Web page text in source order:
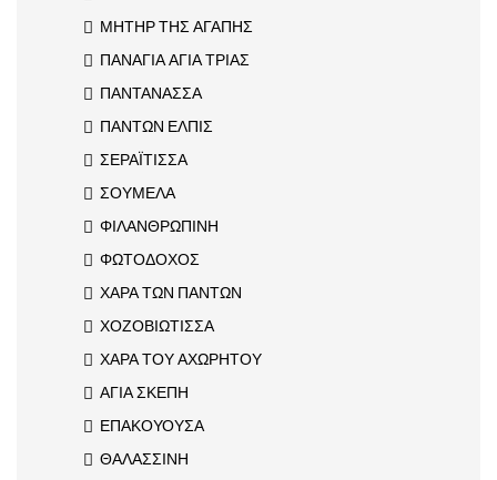
ΜΗΤΗΡ ΤΗΣ ΑΓΑΠΗΣ
ΠΑΝΑΓΙΑ ΑΓΙΑ ΤΡΙΑΣ
ΠΑΝΤΑΝΑΣΣΑ
ΠΑΝΤΩΝ ΕΛΠΙΣ
ΣΕΡΑΪΤΙΣΣΑ
ΣΟΥΜΕΛΑ
ΦΙΛΑΝΘΡΩΠΙΝΗ
ΦΩΤΟΔΟΧΟΣ
ΧΑΡΑ ΤΩΝ ΠΑΝΤΩΝ
ΧΟΖΟΒΙΩΤΙΣΣΑ
ΧΑΡΑ ΤΟΥ ΑΧΩΡΗΤΟΥ
ΑΓΙΑ ΣΚΕΠΗ
ΕΠΑΚΟΥΟΥΣΑ
ΘΑΛΑΣΣΙΝΗ